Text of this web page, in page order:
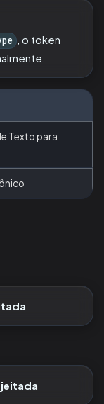
, o token
Texto para